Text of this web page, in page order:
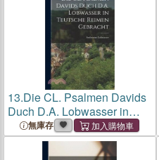
13.Die CL. Psalmen Davids
Duch D.A. Lobwasser in
Teutsche Reimen gebracht
無庫存